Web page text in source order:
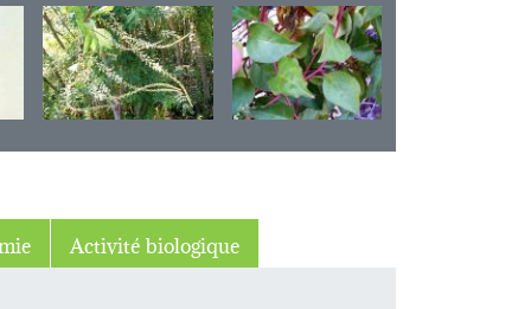
Activité biologique